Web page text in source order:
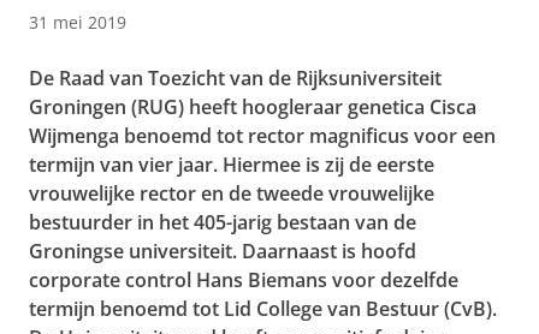
31 mei 2019
De Raad van Toezicht van de Rijksuniversiteit
Groningen (RUG) heeft hoogleraar genetica Cisca
Wijmenga benoemd tot rector magnificus voor een
termijn van vier jaar. Hiermee is zij de eerste
vrouwelijke rector en de tweede vrouwelijke
bestuurder in het 405-jarig bestaan van de
Groningse universiteit. Daarnaast is hoofd
corporate control Hans Biemans voor dezelfde
termijn benoemd tot Lid College van Bestuur (CvB).